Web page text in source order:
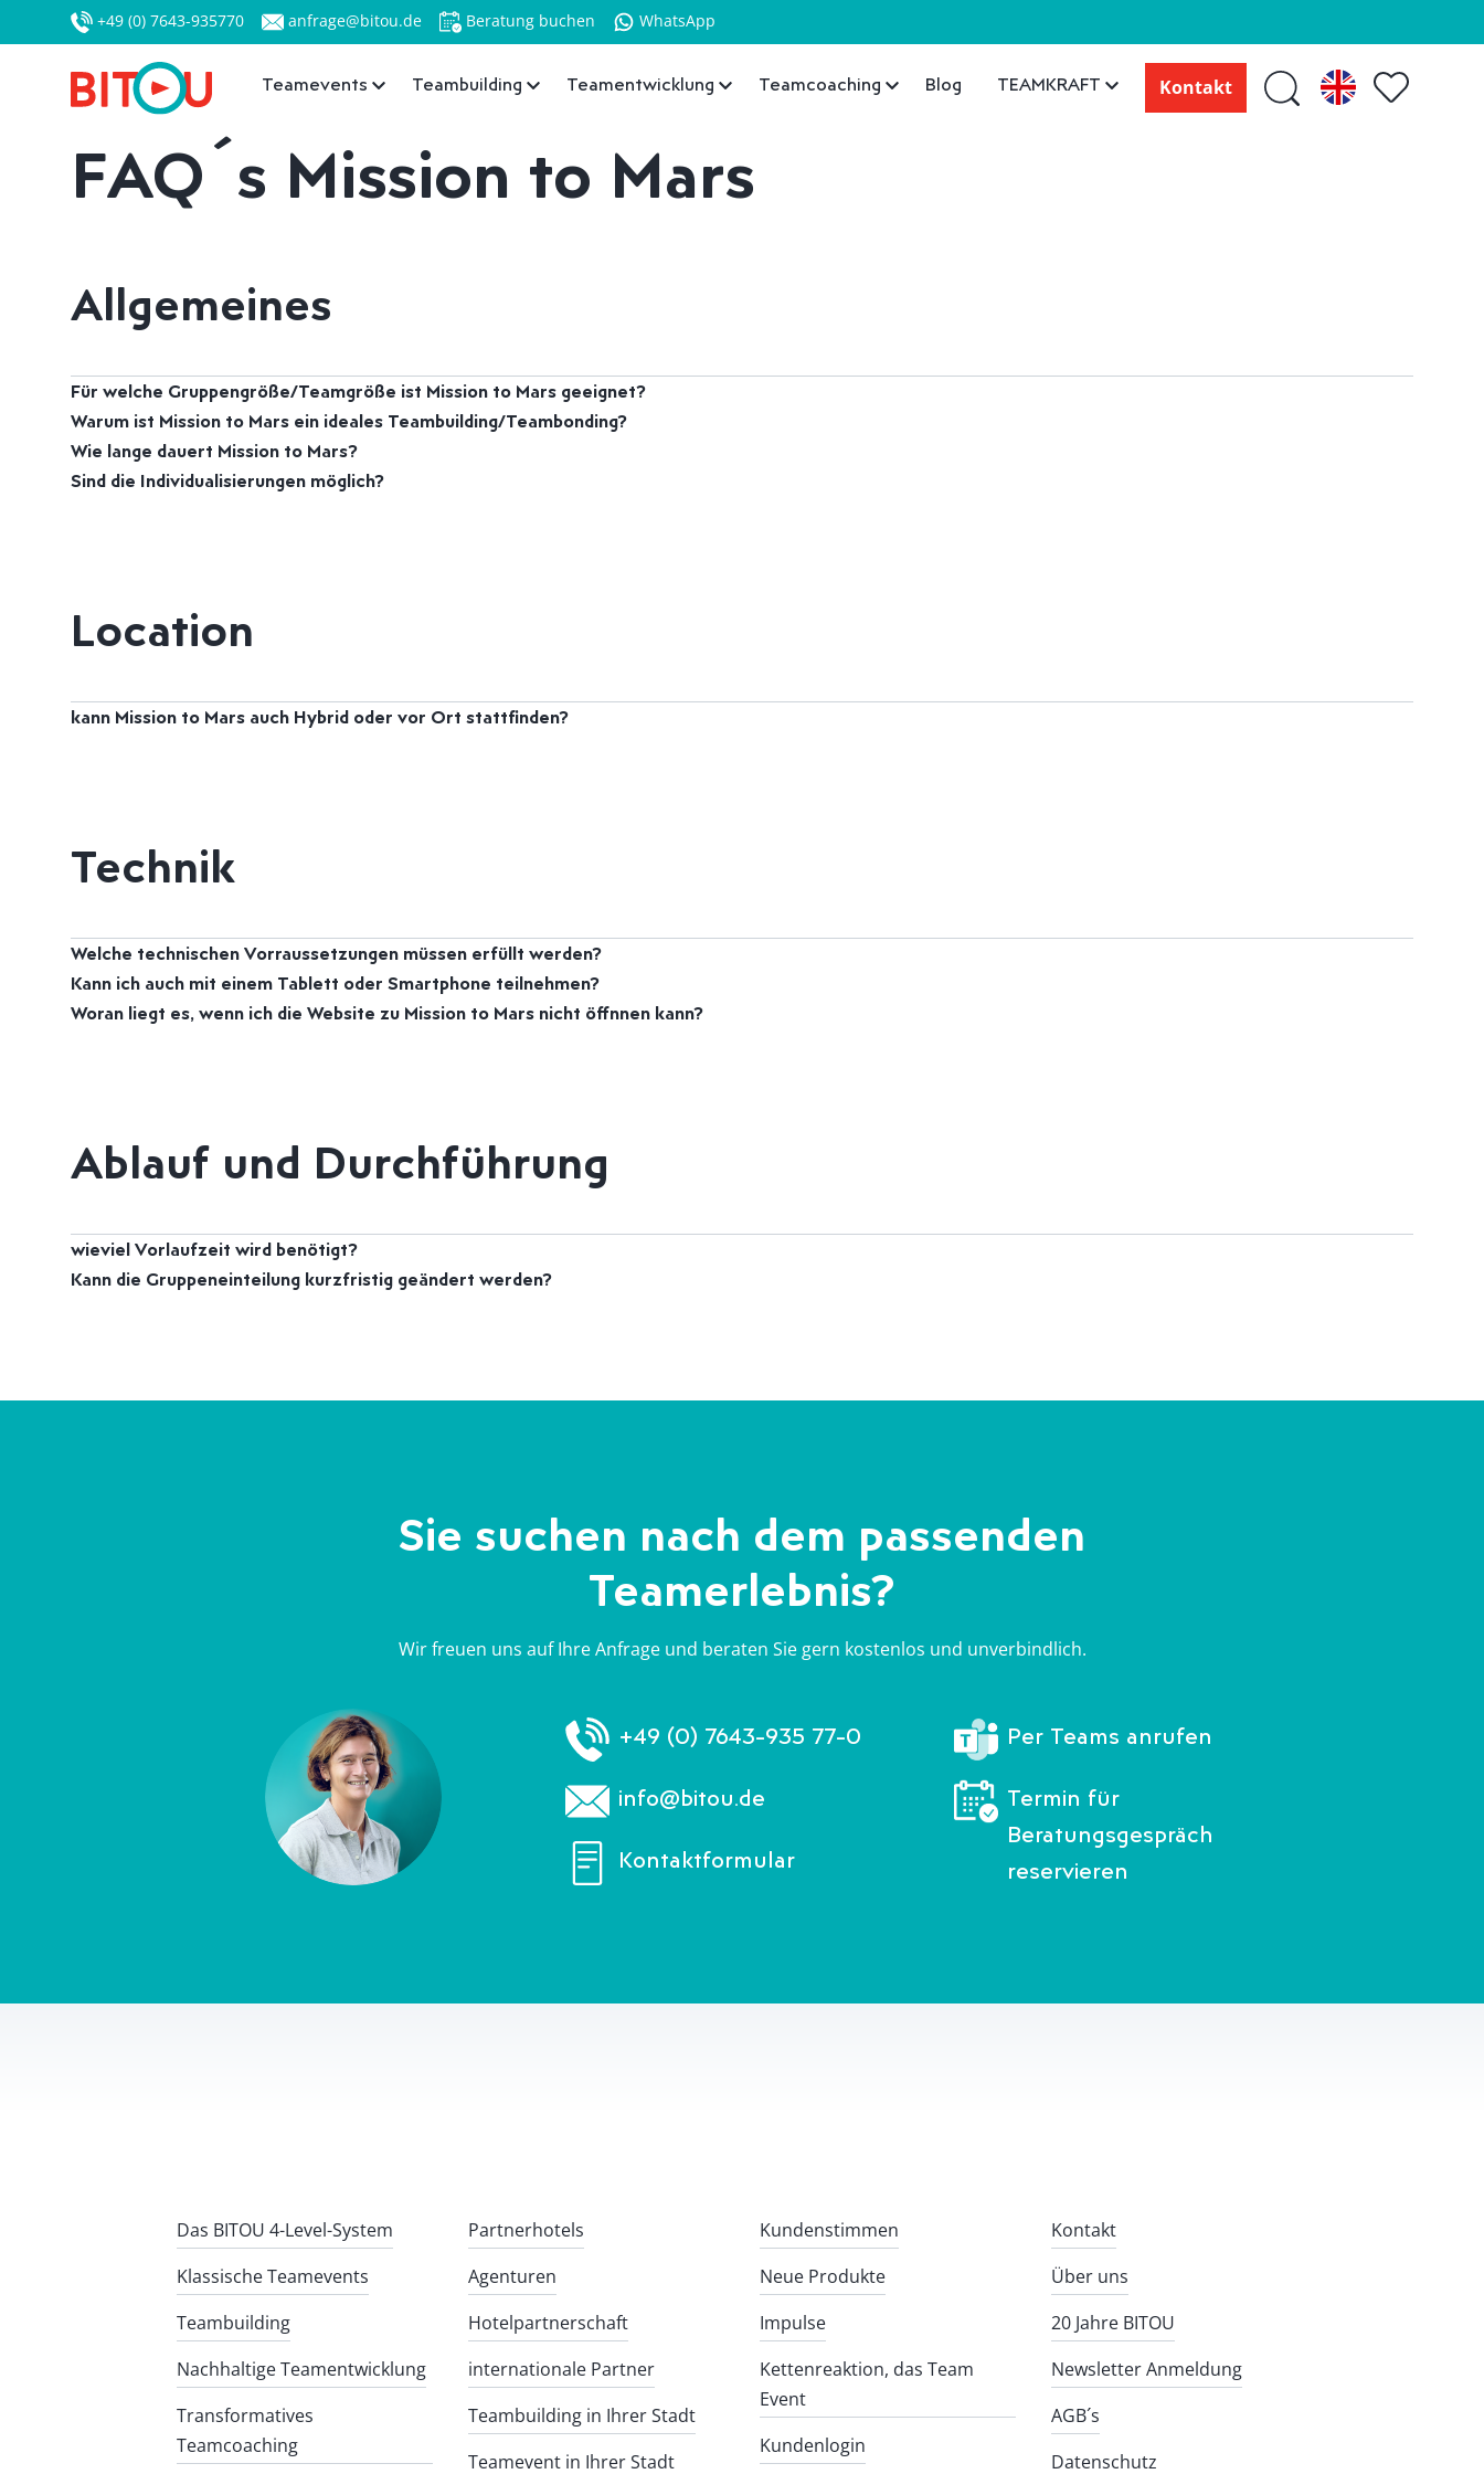
+49 (0) 7643-935770 anfrage@bitou.de Beratung buchen WhatsApp
Teamevents Teambuilding Teamentwicklung Teamcoaching Blog TEAMKRAFT Kontakt
FAQ´s Mission to Mars
Allgemeines
Für welche Gruppengröße/Teamgröße ist Mission to Mars geeignet?
Warum ist Mission to Mars ein ideales Teambuilding/Teambonding?
Wie lange dauert Mission to Mars?
Sind die Individualisierungen möglich?
Location
kann Mission to Mars auch Hybrid oder vor Ort stattfinden?
Technik
Welche technischen Vorraussetzungen müssen erfüllt werden?
Kann ich auch mit einem Tablett oder Smartphone teilnehmen?
Woran liegt es, wenn ich die Website zu Mission to Mars nicht öffnnen kann?
Ablauf und Durchführung
wieviel Vorlaufzeit wird benötigt?
Kann die Gruppeneinteilung kurzfristig geändert werden?
Sie suchen nach dem passenden
Teamerlebnis?
Wir freuen uns auf Ihre Anfrage und beraten Sie gern kostenlos und unverbindlich.
+49 (0) 7643-935 77-0
info@bitou.de
Kontaktformular
Per Teams anrufen
Termin für
Beratungsgespräch
reservieren
Das BITOU 4-Level-System
Klassische Teamevents
Teambuilding
Nachhaltige Teamentwicklung
Transformatives
Teamcoaching
Partnerhotels
Agenturen
Hotelpartnerschaft
internationale Partner
Teambuilding in Ihrer Stadt
Teamevent in Ihrer Stadt
Kundenstimmen
Neue Produkte
Impulse
Kettenreaktion, das Team
Event
Kundenlogin
Kontakt
Über uns
20 Jahre BITOU
Newsletter Anmeldung
AGB´s
Datenschutz